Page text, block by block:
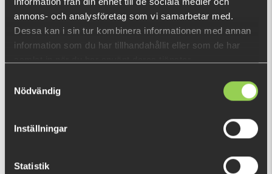
annons- och analysföretag som vi samarbetar med.
Dessa kan i sin tur kombinera informationen med annan
information som du har tillhandahållit eller som de har
Nödvändig
Inställningar
Statistik
M-WAR Leader Titanium
€17.27
M-WAR Leader Titanium
FEW LEFT